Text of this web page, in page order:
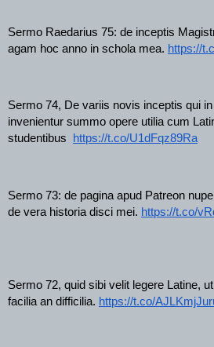
Sermo Raedarius 75: de inceptis
agam hoc anno in schola mea. https://
Sermo 74, De variis novis inceptis qui
invenientur summo opere utilia cum
studentibus
https://t.co/U1dFqz89Ra
Sermo 73: de pagina apud Patreon
de vera historia disci mei. https://t.co/
Sermo 72, quid sibi velit legere Latine,
facilia an difficilia. https://t.co/